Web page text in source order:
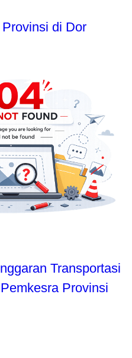
di Dor
Transportasi
Provinsi